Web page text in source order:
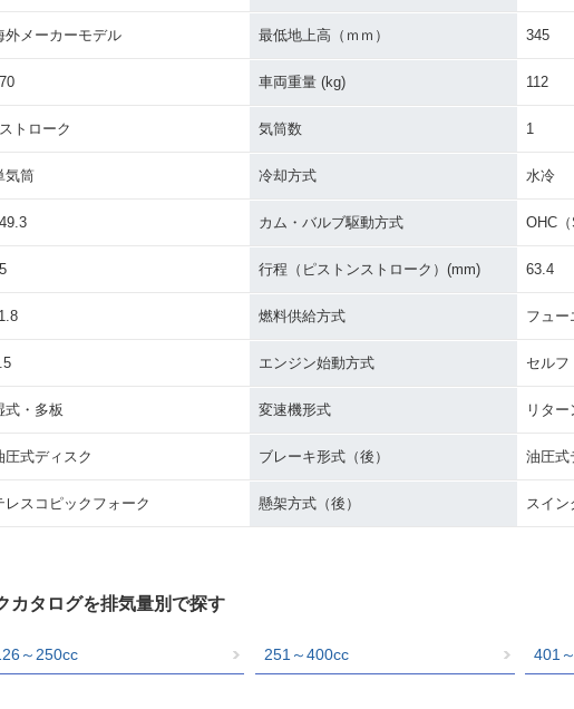
外メーカーモデル 最低地上高（ｍｍ） 345
車両重量 (kg) 112
トローク 気筒数 1
気筒 冷却方式 水冷
カム・バルブ駆動方式 OHC（
行程（ピストンストローク）(mm) 63.4
燃料供給方式 フュー
エンジン始動方式 セルフ
式・多板 変速機形式 リタ
圧式ディスク ブレーキ形式（後） 油圧式
レスコピックフォーク 懸架方式（後） スイン
カタログを排気量別で探す
～250cc 251～400cc 401